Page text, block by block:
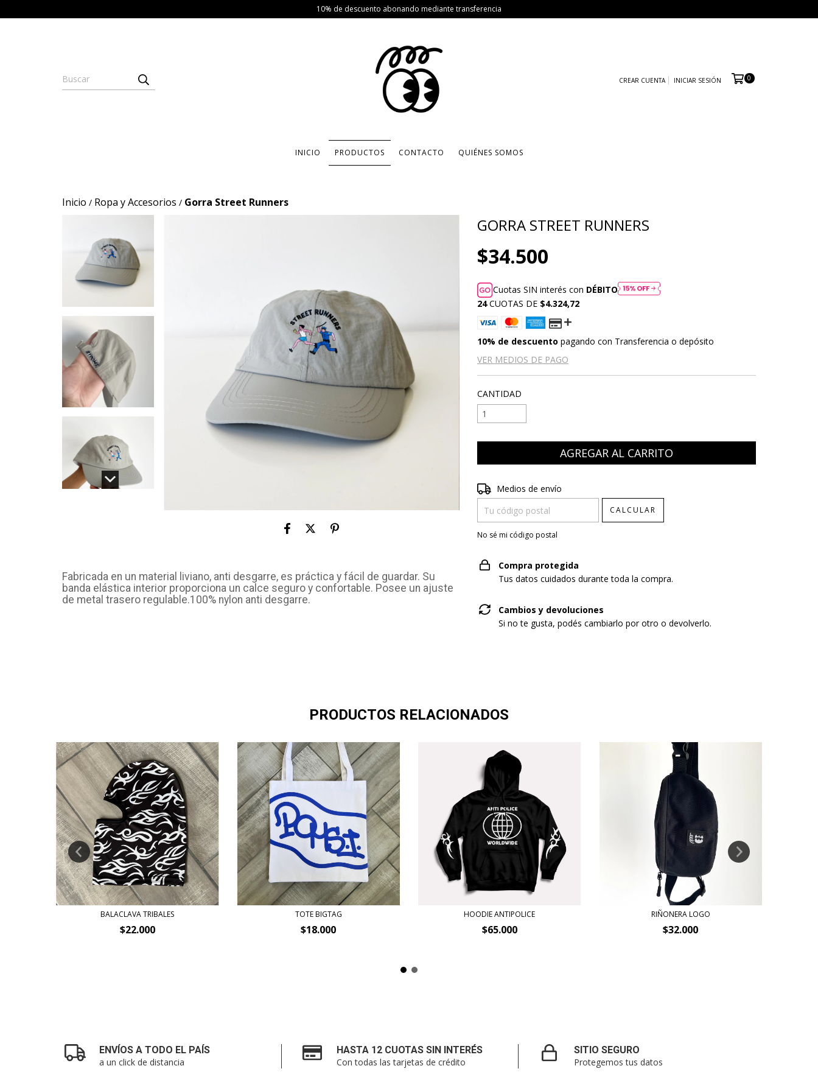
10% de descuento abonando mediante transferencia
CREAR CUENTA INICIAR SESIÓN 0
INICIO PRODUCTOS CONTACTO QUIÉNES SOMOS
Inicio / Ropa y Accesorios / Gorra Street Runners
Fabricada en un material liviano, anti desgarre, es práctica y fácil de guardar. Su
banda elástica interior proporciona un calce seguro y confortable. Posee un ajuste
de metal trasero regulable.100% nylon anti desgarre.
GORRA STREET RUNNERS
$34.500
Cuotas SIN interés con DÉBITO
24 CUOTAS DE $4.324,72
10% de descuento pagando con Transferencia o depósito
VER MEDIOS DE PAGO
CANTIDAD
Entregas para el CP:
Medios de envío
CALCULAR
No sé mi código postal
Compra protegida
Tus datos cuidados durante toda la compra.
Cambios y devoluciones
Si no te gusta, podés cambiarlo por otro o devolverlo.
PRODUCTOS RELACIONADOS
BALACLAVA TRIBALES
$22.000
TOTE BIGTAG
$18.000
HOODIE ANTIPOLICE
$65.000
RIÑONERA LOGO
$32.000
ENVÍOS A TODO EL PAÍS
a un click de distancia
HASTA 12 CUOTAS SIN INTERÉS
Con todas las tarjetas de crédito
SITIO SEGURO
Protegemos tus datos